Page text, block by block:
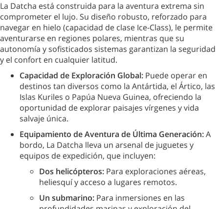
La Datcha está construida para la aventura extrema sin
comprometer el lujo. Su diseño robusto, reforzado para
navegar en hielo (capacidad de clase Ice-Class), le permite
aventurarse en regiones polares, mientras que su
autonomía y sofisticados sistemas garantizan la seguridad
y el confort en cualquier latitud.
Capacidad de Exploración Global: Puede operar en
destinos tan diversos como la Antártida, el Ártico, las
Islas Kuriles o Papúa Nueva Guinea, ofreciendo la
oportunidad de explorar paisajes vírgenes y vida
salvaje única.
Equipamiento de Aventura de Última Generación:A
bordo, La Datcha lleva un arsenal de juguetes y
equipos de expedición, que incluyen:
Dos helicópteros: Para exploraciones aéreas,
heliesquí y acceso a lugares remotos.
Un submarino: Para inmersiones en las